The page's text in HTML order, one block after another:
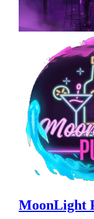
MoonLight